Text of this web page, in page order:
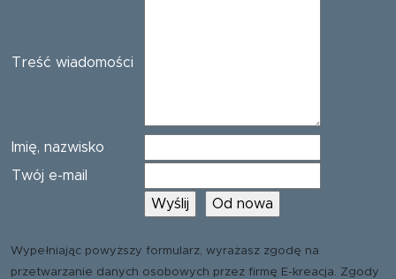
Treść wiadomości
Imię, nazwisko
Twój e-mail
Wypełniając powyższy formularz, wyrażasz zgodę na
przetwarzanie danych osobowych przez firmę E-kreacja. Zgody